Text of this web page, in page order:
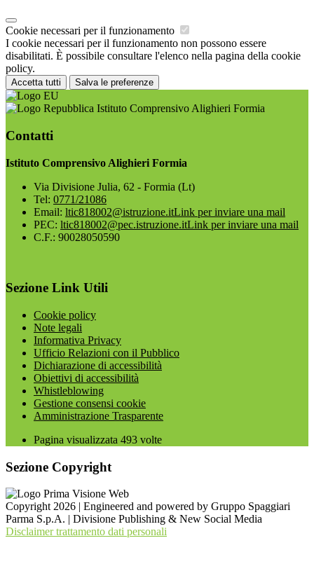
Cookie necessari per il funzionamento
I cookie necessari per il funzionamento non possono essere
disabilitati. È possibile consultare l'elenco nella pagina della cookie
policy.
Accetta tutti Salva le preferenze
Istituto Comprensivo Alighieri Formia
Contatti
Istituto Comprensivo Alighieri Formia
Via Divisione Julia, 62 - Formia (Lt)
Tel: 0771/21086
Email: ltic818002@istruzione.itLink per inviare una mail
PEC: ltic818002@pec.istruzione.itLink per inviare una mail
C.F.: 90028050590
Sezione Link Utili
Cookie policy
Note legali
Informativa Privacy
Ufficio Relazioni con il Pubblico
Dichiarazione di accessibilità
Obiettivi di accessibilità
Whistleblowing
Gestione consensi cookie
Amministrazione Trasparente
Pagina visualizzata 493 volte
Sezione Copyright
Copyright 2026 | Engineered and powered by Gruppo Spaggiari
Parma S.p.A. | Divisione Publishing & New Social Media
Disclaimer trattamento dati personali